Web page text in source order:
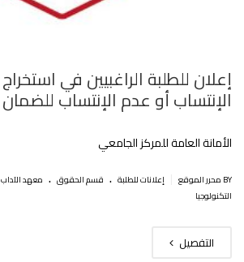
إعلان للطلبة الراغبيين في
الإنتساب أو عدم الإنتساب
الأمانة العامة للمركز الجامعي
BY محرر الموقع إعلانات للطلبة . قسم الحقوق . معهد الآداب
التكنولوجيا
التفصيل